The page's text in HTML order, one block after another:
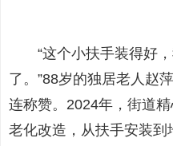
“这个小扶手装得好，
了。”88岁的独居老人赵
连称赞。2024年，街道
老化改造，从扶手安装